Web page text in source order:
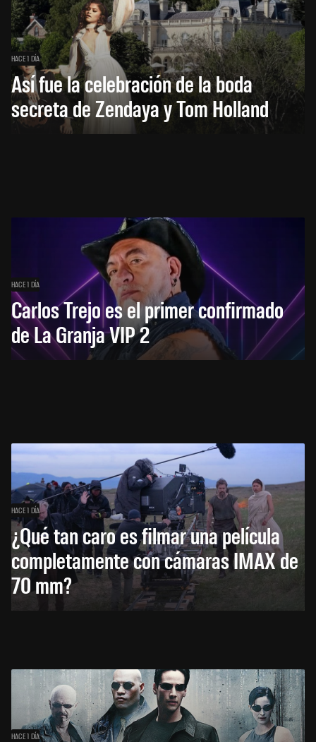
HACE 1 DÍA
Así fue la celebración de la boda
secreta de Zendaya y Tom Holland
HACE 1 DÍA
Carlos Trejo es el primer confirmado
de La Granja VIP 2
HACE 1 DÍA
¿Qué tan caro es filmar una película
completamente con cámaras IMAX de
70 mm?
HACE 1 DÍA